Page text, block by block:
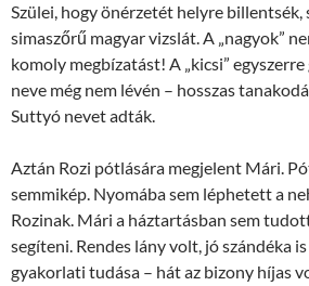
Szülei, hogy önérzetét helyre billentsék,
simaszőrű magyar vizslát. A „nagyok”
komoly megbízatást! A „kicsi”
neve még nem lévén – hosszas
Suttyó nevet adták.
Aztán Rozi pótlására megjelent Mári.
semmikép. Nyomába sem léphetett a
Rozinak. Mári a háztartásban sem
segíteni. Rendes lány volt, jó szándéka
gyakorlati tudása – hát az bizony híjas